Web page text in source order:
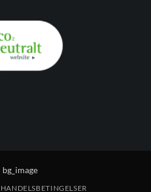
HANDELSBETINGELSER